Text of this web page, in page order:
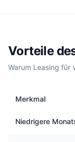
Vorteile
Warum Leasing für
Merkmal
Niedrigere